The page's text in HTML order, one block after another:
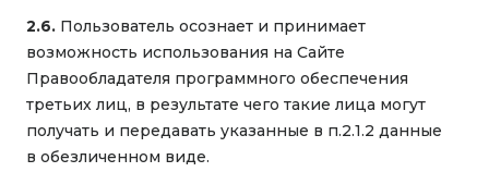
2.6. Пользователь осознает и принимает
возможность использования на Сайте
Правообладателя программного обеспечения
третьих лиц, в результате чего такие лица могут
получать и передавать указанные в п.2.1.2 данные
в обезличенном виде.